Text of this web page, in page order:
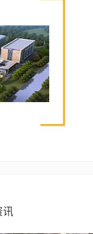
讯